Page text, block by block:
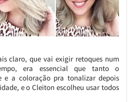
claro, que vai exigir retoques num
era essencial que tanto o
e a coloração pra tonalizar depois
e o Cleiton escolheu usar todos